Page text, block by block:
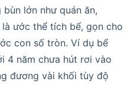
lớn như quán ăn,
ước thể tích bể, gọn cho
con số tròn. Ví dụ bể
4 năm chưa hút rơi vào
đương vài khối tùy độ